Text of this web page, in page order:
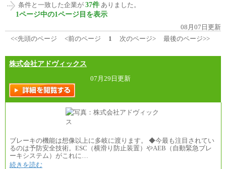
条件と一致した企業が 37件 ありました。
1ページ中の1ページ目を表示
08月07日更新
<<先頭のページ
<前のページ 1 次のページ> 最後のページ>>
株式会社アドヴィックス
07月29日更新
ブレーキの機能は想像以上に多岐に渡ります。 ◆今最も注目されてい
るのは予防安全技術。ESC（横滑り防止装置）やAEB（自動緊急ブレ
ーキシステム）がこれに…
続きを読む